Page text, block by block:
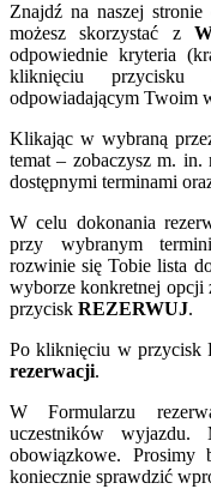
Znajdź na naszej
możesz skorzystać z
odpowiednie kryteria
kliknięciu przycisku
odpowiadającym Twoim
Klikając w wybraną
temat – zobaczysz m.
dostępnymi terminami
W celu dokonania
przy wybranym
rozwinie się Tobie lista
wyborze konkretnej opcji
przycisk REZERWUJ.
Po kliknięciu w przycisk
rezerwacji.
W Formularzu
uczestników wyjazdu.
obowiązkowe. Prosimy
koniecznie sprawdzić